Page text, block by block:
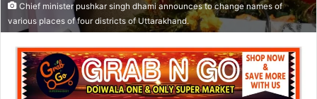
Chief minister pushkar singh dhami announces to change names of
various places of four districts of Uttarakhand.